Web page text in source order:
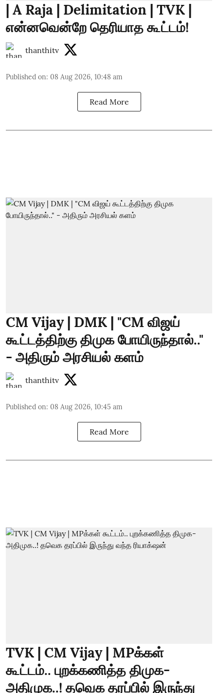
| A Raja | Delimitation | TVK |
என்னவென்றே தெரியாத கூட்டம்!
thanthitv
Published on: 08 Aug 2026, 10:48 am
Read More
CM Vijay | DMK | "CM விஜய்
கூட்டத்திற்கு திமுக போயிருந்தால்.."
- அதிரும் அரசியல் களம்
thanthitv
Published on: 08 Aug 2026, 10:45 am
Read More
TVK | CM Vijay | MPக்கள்
கூட்டம்.. புறக்கணித்த திமுக-
அதிமுக..! தவெக தரப்பில் இருந்து